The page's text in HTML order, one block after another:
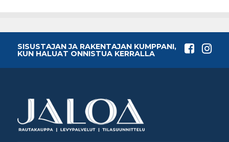
SISUSTAJAN JA RAKENTAJAN KUMPPANI,
KUN HALUAT ONNISTUA KERRALLA